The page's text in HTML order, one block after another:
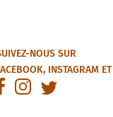
NOUS SUR
, INSTAGRAMET